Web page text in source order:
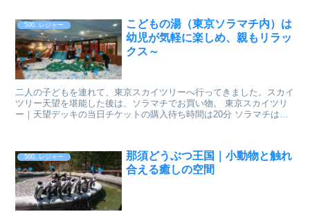
500. レジャー
こどもの湯（東京ソラマチ内）は
幼児が気軽に楽しめ、親もリラッ
クス～
二人の子どもを連れて、東京スカイツリーへ行ってきました。スカイ
ツリー天望を堪能した後は、ソラマチでお買い物。 東京スカイツリ
ー｜天望デッキの当日チケットの購入待ち時間は20分 ソラマチは楽
500. レジャー
那須どうぶつ王国｜小動物と触れ
合える癒しの空間